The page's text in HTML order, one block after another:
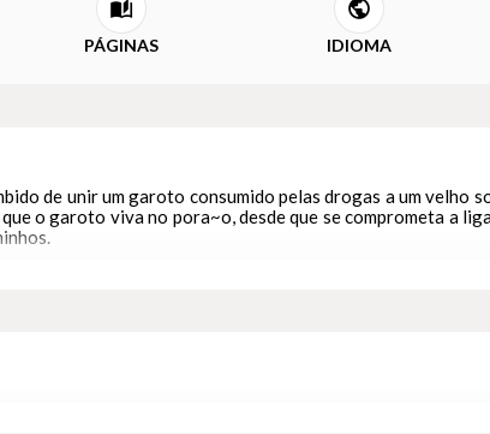
PÁGINAS IDIOMA
de unir um garoto consumido pelas drogas a um velho
o garoto viva no pora~o, desde que se comprometa a